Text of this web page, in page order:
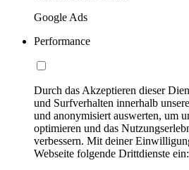
Google Ads
Performance
Durch das Akzeptieren dieser
und Surfverhalten innerhalb
und anonymisiert auswerten, um
optimieren und das
verbessern. Mit deiner
Webseite folgende Drittdienste ein: